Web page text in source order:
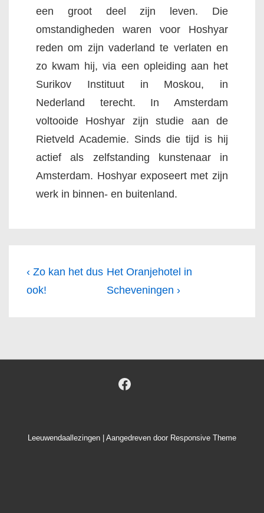
een groot deel zijn leven. Die
omstandigheden waren voor Hoshyar
reden om zijn vaderland te verlaten en
zo kwam hij, via een opleiding aan het
Surikov Instituut in Moskou, in
Nederland terecht. In Amsterdam
voltooide Hoshyar zijn studie aan de
Rietveld Academie. Sinds die tijd is hij
actief als zelfstanding kunstenaar in
Amsterdam. Hoshyar exposeert met zijn
werk in binnen- en buitenland.
Bericht
navigatie
Vorig
bericht
‹ Zo kan het dus
ook!
Volgende
bericht
Het Oranjehotel in
Scheveningen ›
Leeuwendaallezingen | Aangedreven door Responsive Theme